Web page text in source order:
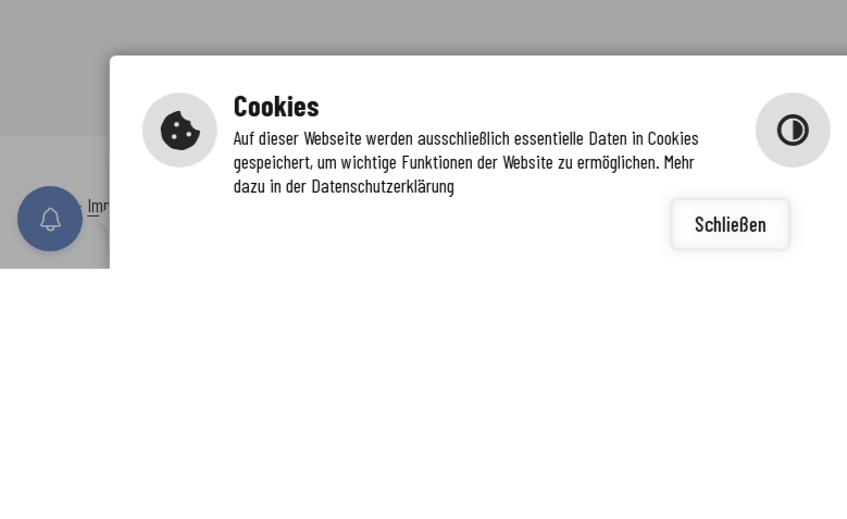
Inhalt - Impressum -
Immer auf dem neuesten Stand
www.enkreis.de möchte Ihnen Benachrichtigunge
Cookies
Auf dieser Webseite werden ausschließlich essentielle Daten in Cookies
gespeichert, um wichtige Funktionen der Website zu ermöglichen. Mehr
dazu in der Datenschutzerklärung
Schließen